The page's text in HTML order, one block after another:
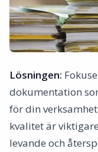
Lösningen:
dokumentation
för din
kvalitet är
levande och